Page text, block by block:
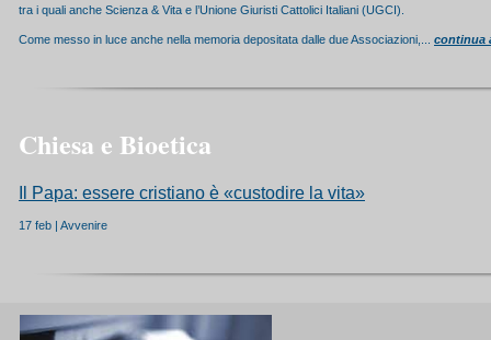
tra i quali anche Scienza & Vita e l’Unione Giuristi Cattolici Italiani (UGCI).
Come messo in luce anche nella memoria depositata dalle due Associazioni,... continua
Chiesa e Bioetica
Il Papa: essere cristiano è «custodire la vita»
17 feb | Avvenire